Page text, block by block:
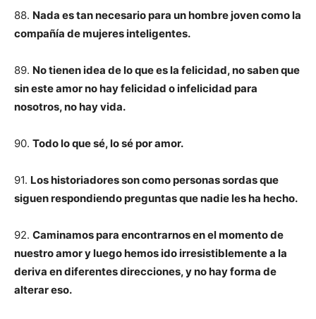
88. Nada es tan necesario para un hombre joven como la
compañía de mujeres inteligentes.
89. No tienen idea de lo que es la felicidad, no saben que
sin este amor no hay felicidad o infelicidad para
nosotros, no hay vida.
90. Todo lo que sé, lo sé por amor.
91. Los historiadores son como personas sordas que
siguen respondiendo preguntas que nadie les ha hecho.
92. Caminamos para encontrarnos en el momento de
nuestro amor y luego hemos ido irresistiblemente a la
deriva en diferentes direcciones, y no hay forma de
alterar eso.